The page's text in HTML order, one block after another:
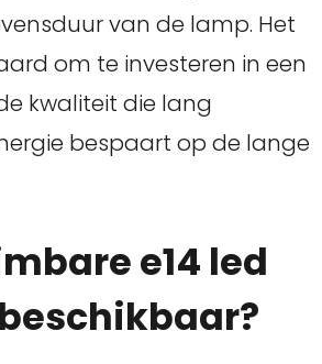
van de lamp. Het
om te investeren in een
kwaliteit die lang
bespaart op de lange
e14 led